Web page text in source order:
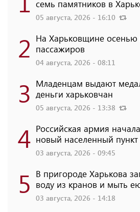
семь памятников в
05 августа, 2026 - 16:10
2 На Харьковщине осенью
пассажиров
04 августа, 2026 - 08:11
3 Младенцам выдают
деньги харьковчан
05 августа, 2026 - 13:38
4 Российская армия
новый населенный
03 августа, 2026 - 09:45
5 В пригороде Харькова
воду из кранов и мыть
03 августа, 2026 - 14:18